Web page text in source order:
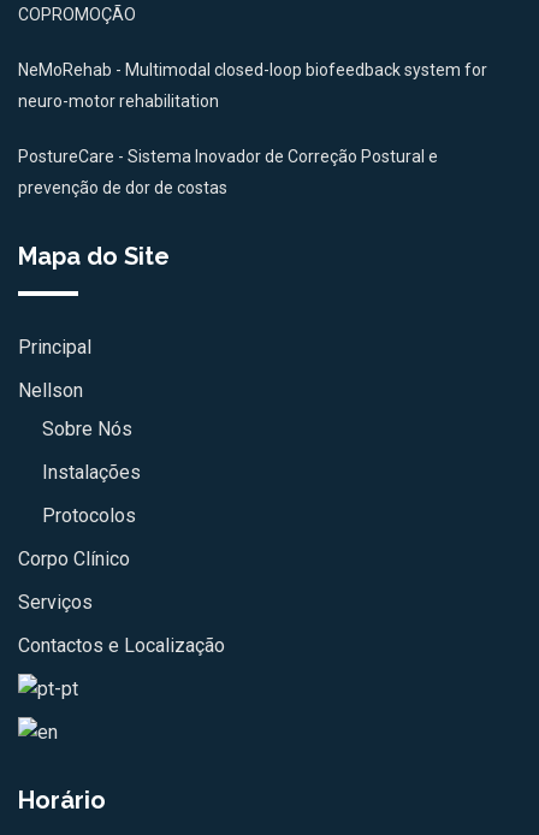
COPROMOÇÃO
NeMoRehab - Multimodal closed-loop biofeedback system for
neuro-motor rehabilitation
PostureCare - Sistema Inovador de Correção Postural e
prevenção de dor de costas
Mapa do Site
Principal
Nellson
Sobre Nós
Instalações
Protocolos
Corpo Clínico
Serviços
Contactos e Localização
Horário